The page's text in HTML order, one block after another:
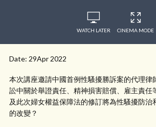
WATCH LATER CINEMA MODE
Date: 29Apr 2022
本次講座邀請中國首例性騷擾勝訴案的代理律
訟中關於舉證責任、精神損害賠償、雇主責任
及此次婦女權益保障法的修訂將為性騷擾防治
的改變？